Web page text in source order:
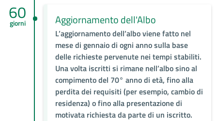
60
giorni Aggiornamento dell'Albo
L’aggiornamento dell’albo viene fatto nel
mese di gennaio di ogni anno sulla base
delle richieste pervenute nei tempi stabiliti.
Una volta iscritti si rimane nell’albo sino al
compimento del 70° anno di età, fino alla
perdita dei requisiti (per esempio, cambio di
residenza) o fino alla presentazione di
motivata richiesta da parte di un iscritto.